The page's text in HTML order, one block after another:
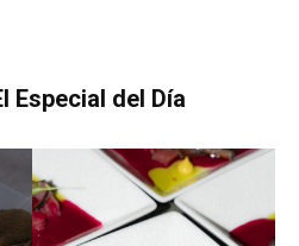
Especial del Día